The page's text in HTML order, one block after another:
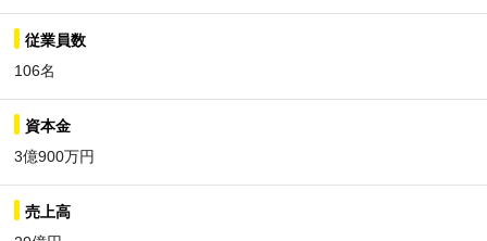
従業員数
106名
資本金
3億900万円
売上高